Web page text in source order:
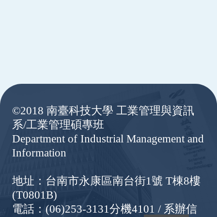
©2018 南臺科技大學 工業管理與資訊
系/工業管理碩專班
Department of Industrial Management and
Information
地址：台南市永康區南台街1號 T棟8樓
(T0801B)
電話：(06)253-3131分機4101 / 系辦信